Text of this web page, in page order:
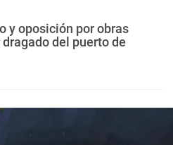
y oposición por obras
del puerto de